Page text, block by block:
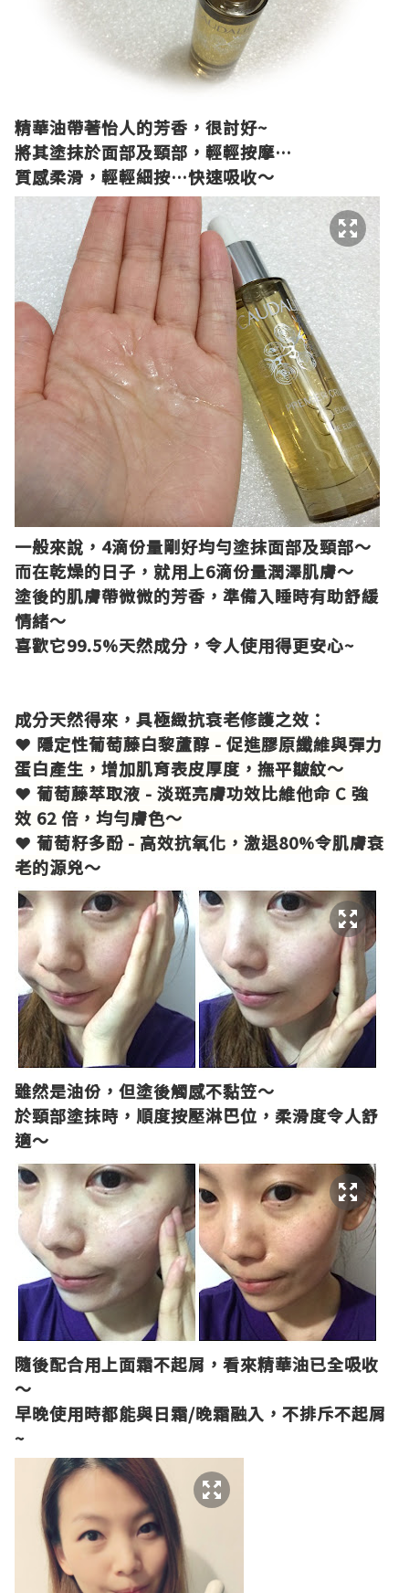
精華油帶著怡人的芳香，很討好~
將其塗抹於面部及頸部，輕輕按摩…
質感柔滑， 輕輕細按…快速吸收～
一般來說， 4滴份量剛好均勻塗抹面部及頸部～
而在乾燥的日子，就用上6滴份量潤澤肌膚～
塗後的肌膚帶微微的芳香，準備入睡時有助舒緩
情緒～
喜歡它99.5%天然成分 ，令人使用得更安心~
成分天然得來，具極緻抗衰老修護之效：
❤ 隱定性葡萄藤白黎蘆醇 - 促進膠原纖維與彈力
蛋白產生，增加肌育表皮厚度，撫平皺紋～
❤ 葡萄藤萃取液 - 淡斑亮膚功效比維他命 C 強
效 62 倍，均勻膚色～
❤ 葡萄籽多酚 - 高效抗氧化，激退80%令肌膚衰
老的源兇～
雖然是油份，但塗後觸感不黏笠～
於頸部塗抹時，順度按壓淋巴位，柔滑度令人舒
適～
隨後配合用上面霜不起屑，看來精華油已全吸收
～
早晚使用時都能與日霜/晚霜融入，不排斥不起屑
~